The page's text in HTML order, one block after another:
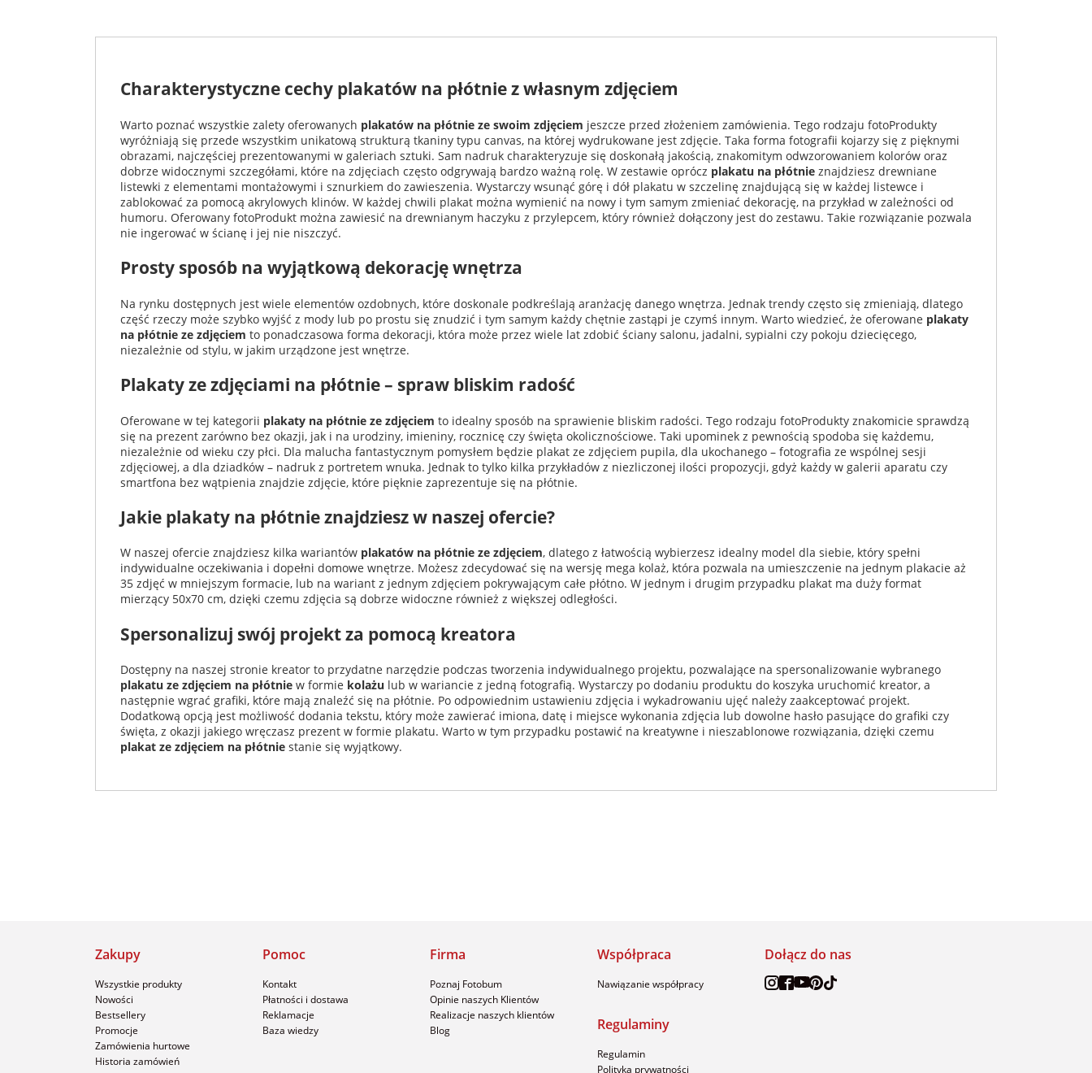
Charakterystyczne cechy plakatów na płótnie z własnym zdjęciem
Warto poznać wszystkie zalety oferowanych plakatów na płótnie ze swoim zdjęciem jeszcze przed złożeniem zamówienia. Tego rodzaju fotoProdukty
wyróżniają się przede wszystkim unikatową strukturą tkaniny typu canvas, na której wydrukowane jest zdjęcie. Taka forma fotografii kojarzy się z pięknymi
obrazami, najczęściej prezentowanymi w galeriach sztuki. Sam nadruk charakteryzuje się doskonałą jakością, znakomitym odwzorowaniem kolorów oraz
dobrze widocznymi szczegółami, które na zdjęciach często odgrywają bardzo ważną rolę. W zestawie oprócz plakatu na płótnie znajdziesz drewniane
listewki z elementami montażowymi i sznurkiem do zawieszenia. Wystarczy wsunąć górę i dół plakatu w szczelinę znajdującą się w każdej listewce i
zablokować za pomocą akrylowych klinów. W każdej chwili plakat można wymienić na nowy i tym samym zmieniać dekorację, na przykład w zależności od
humoru. Oferowany fotoProdukt można zawiesić na drewnianym haczyku z przylepcem, który również dołączony jest do zestawu. Takie rozwiązanie pozwala
nie ingerować w ścianę i jej nie niszczyć.
Prosty sposób na wyjątkową dekorację wnętrza
Na rynku dostępnych jest wiele elementów ozdobnych, które doskonale podkreślają aranżację danego wnętrza. Jednak trendy często się zmieniają, dlatego
część rzeczy może szybko wyjść z mody lub po prostu się znudzić i tym samym każdy chętnie zastąpi je czymś innym. Warto wiedzieć, że oferowane plakaty
na płótnie ze zdjęciem to ponadczasowa forma dekoracji, która może przez wiele lat zdobić ściany salonu, jadalni, sypialni czy pokoju dziecięcego,
niezależnie od stylu, w jakim urządzone jest wnętrze.
Plakaty ze zdjęciami na płótnie – spraw bliskim radość
Oferowane w tej kategorii plakaty na płótnie ze zdjęciem to idealny sposób na sprawienie bliskim radości. Tego rodzaju fotoProdukty znakomicie sprawdzą
się na prezent zarówno bez okazji, jak i na urodziny, imieniny, rocznicę czy święta okolicznościowe. Taki upominek z pewnością spodoba się każdemu,
niezależnie od wieku czy płci. Dla malucha fantastycznym pomysłem będzie plakat ze zdjęciem pupila, dla ukochanego – fotografia ze wspólnej sesji
zdjęciowej, a dla dziadków – nadruk z portretem wnuka. Jednak to tylko kilka przykładów z niezliczonej ilości propozycji, gdyż każdy w galerii aparatu czy
smartfona bez wątpienia znajdzie zdjęcie, które pięknie zaprezentuje się na płótnie.
Jakie plakaty na płótnie znajdziesz w naszej ofercie?
W naszej ofercie znajdziesz kilka wariantów plakatów na płótnie ze zdjęciem, dlatego z łatwością wybierzesz idealny model dla siebie, który spełni
indywidualne oczekiwania i dopełni domowe wnętrze. Możesz zdecydować się na wersję mega kolaż, która pozwala na umieszczenie na jednym plakacie aż
35 zdjęć w mniejszym formacie, lub na wariant z jednym zdjęciem pokrywającym całe płótno. W jednym i drugim przypadku plakat ma duży format
mierzący 50x70 cm, dzięki czemu zdjęcia są dobrze widoczne również z większej odległości.
Spersonalizuj swój projekt za pomocą kreatora
Dostępny na naszej stronie kreator to przydatne narzędzie podczas tworzenia indywidualnego projektu, pozwalające na spersonalizowanie wybranego
plakatu ze zdjęciem na płótnie w formie kolażu lub w wariancie z jedną fotografią. Wystarczy po dodaniu produktu do koszyka uruchomić kreator, a
następnie wgrać grafiki, które mają znaleźć się na płótnie. Po odpowiednim ustawieniu zdjęcia i wykadrowaniu ujęć należy zaakceptować projekt.
Dodatkową opcją jest możliwość dodania tekstu, który może zawierać imiona, datę i miejsce wykonania zdjęcia lub dowolne hasło pasujące do grafiki czy
święta, z okazji jakiego wręczasz prezent w formie plakatu. Warto w tym przypadku postawić na kreatywne i nieszablonowe rozwiązania, dzięki czemu
plakat ze zdjęciem na płótnie stanie się wyjątkowy.
Dołącz do nas
Zakupy
Wszystkie produkty
Nowości
Bestsellery
Promocje
Zamówienia hurtowe
Historia zamówień
Pomoc
Kontakt
Płatności i dostawa
Reklamacje
Baza wiedzy
Firma
Poznaj Fotobum
Opinie naszych Klientów
Realizacje naszych klientów
Blog
Współpraca
Nawiązanie współpracy
Regulaminy
Regulamin
Polityka prywatności